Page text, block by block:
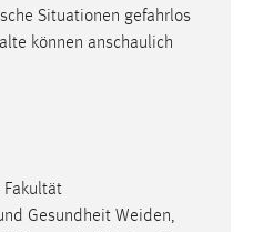
Situationen gefahrlos
können anschaulich
Fakultät
Gesundheit Weiden,